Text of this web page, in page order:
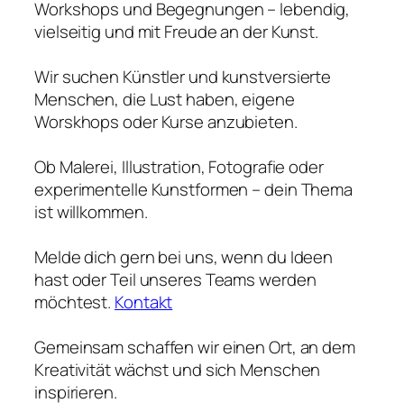
Workshops und Begegnungen – lebendig,
vielseitig und mit Freude an der Kunst.
Wir suchen Künstler und kunstversierte
Menschen, die Lust haben, eigene
Worskhops oder Kurse anzubieten.
Ob Malerei, Illustration, Fotografie oder
experimentelle Kunstformen – dein Thema
ist willkommen.
Melde dich gern bei uns, wenn du Ideen
hast oder Teil unseres Teams werden
möchtest. Kontakt
Gemeinsam schaffen wir einen Ort, an dem
Kreativität wächst und sich Menschen
inspirieren.